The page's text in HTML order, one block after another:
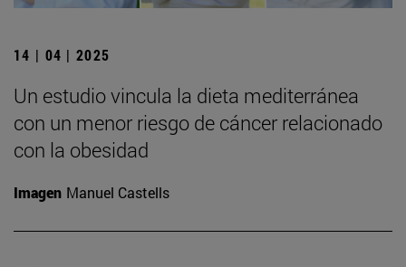
14 | 04 | 2025
Un estudio vincula la dieta mediterránea
con un menor riesgo de cáncer relacionado
con la obesidad
Imagen Manuel Castells